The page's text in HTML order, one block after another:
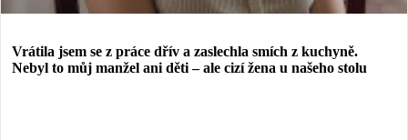
Vrátila jsem se z práce dřív a zaslechla smích z kuchyně.
Nebyl to můj manžel ani děti – ale cizí žena u našeho stolu